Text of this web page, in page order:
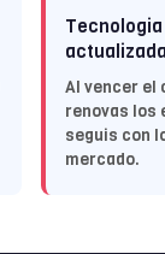
Tecnologia
actualizada
Al vencer el
renovas los
seguis con
mercado.